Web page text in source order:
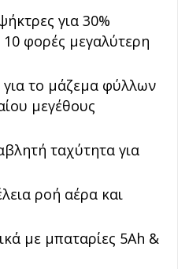
για 30%
10 φορές μεγαλύτερη
για το μάζεμα φύλλων
μεγέθους
ταχύτητα για
ροή αέρα και
με μπαταρίες 5Ah &